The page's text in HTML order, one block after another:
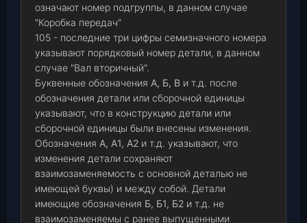
означают номер подгруппы, в данном случае
"Коробка передач"
105 - последние три цифры семизначного номера
указывают порядковый номер детали, в данном
случае "Вал вторичный".
Буквенные обозначения А, Б, В и т.д. после
обозначения детали или сборочной единицы
указывают, что в конструкцию детали или
сборочной единицы были внесены изменения.
Обозначения А, А1, А2 и т.д. указывают, что
изменения детали сохраняют
взаимозаменяемость с основной деталью не
имеющей буквы) и между собой. Детали
имеющие обозначения Б, Б1, Б2 и т.д. не
взаимозаменяемы с ранее выпущенными